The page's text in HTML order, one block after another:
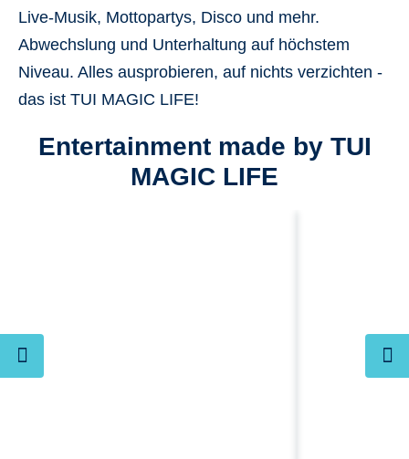
Live-Musik, Mottopartys, Disco und mehr.
Abwechslung und Unterhaltung auf höchstem
Niveau. Alles ausprobieren, auf nichts verzichten -
das ist TUI MAGIC LIFE!
Entertainment made by TUI
MAGIC LIFE